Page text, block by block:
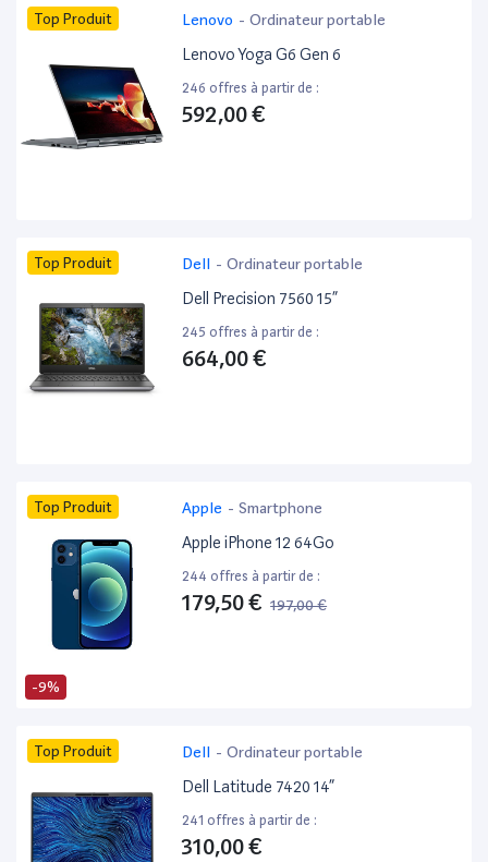
Top Produit Lenovo - Ordinateur portable
Lenovo Yoga G6 Gen 6
246 offres à partir de :
592,00 €
Top Produit Dell - Ordinateur portable
Dell Precision 7560 15”
245 offres à partir de :
664,00 €
-9%
Top Produit Apple - Smartphone
Apple iPhone 12 64Go
244 offres à partir de :
179,50 € 197,00 €
Top Produit Dell - Ordinateur portable
Dell Latitude 7420 14”
241 offres à partir de :
310,00 €